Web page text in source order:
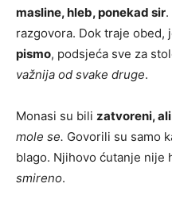
masline, hleb, ponekad sir
razgovora. Dok traje obed,
pismo, podsjeća sve za
važnija od svake druge.
Monasi su bili zatvoreni,
mole se. Govorili su samo
blago. Njihovo ćutanje nije
smireno.